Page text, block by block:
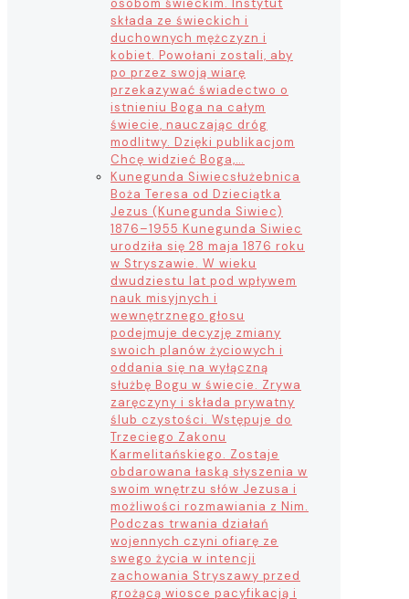
składa ze świeckich i
duchownych mężczyzn i
kobiet. Powołani zostali, aby
po przez swoją wiarę
przekazywać świadectwo o
istnieniu Boga na całym
świecie, nauczając dróg
modlitwy. Dzięki publikacjom
Chcę widzieć Boga,…
Kunegunda Siwiecsłużebnica
Boża Teresa od Dzieciątka
Jezus (Kunegunda Siwiec)
1876–1955 Kunegunda Siwiec
urodziła się 28 maja 1876 roku
w Stryszawie. W wieku
dwudziestu lat pod wpływem
nauk misyjnych i
wewnętrznego głosu
podejmuje decyzję zmiany
swoich planów życiowych i
oddania się na wyłączną
służbę Bogu w świecie. Zrywa
zaręczyny i składa prywatny
ślub czystości. Wstępuje do
Trzeciego Zakonu
Karmelitańskiego. Zostaje
obdarowana łaską słyszenia w
swoim wnętrzu słów Jezusa i
możliwości rozmawiania z Nim.
Podczas trwania działań
wojennych czyni ofiarę ze
swego życia w intencji
zachowania Stryszawy przed
grożącą wiosce pacyfikacją i